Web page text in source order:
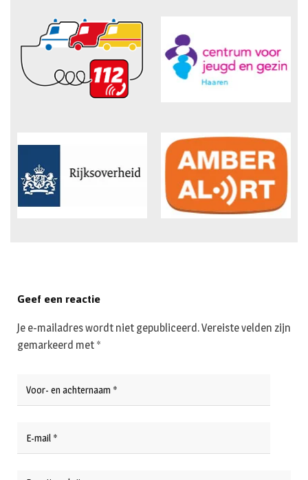
Geef een reactie
Je e-mailadres wordt niet gepubliceerd.Vereiste velden zijn
gemarkeerd met *